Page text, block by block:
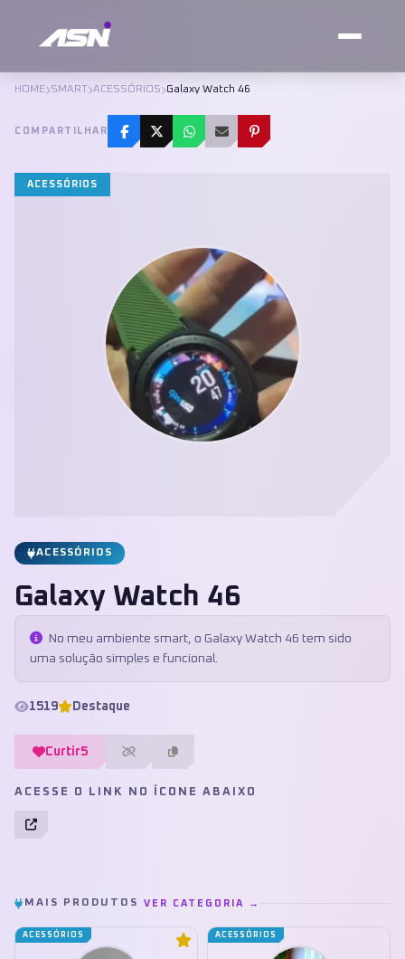
HOME SMART ACESSÓRIOS Galaxy Watch 46
COMPARTILHAR
ACESSÓRIOS
ACESSÓRIOS
Galaxy Watch 46
No meu ambiente smart, o Galaxy Watch 46 tem sido
uma solução simples e funcional.
1519 Destaque
Curtir5
ACESSE O LINK NO ÍCONE ABAIXO
MAIS PRODUTOS VER CATEGORIA →
ACESSÓRIOS ACESSÓRIOS